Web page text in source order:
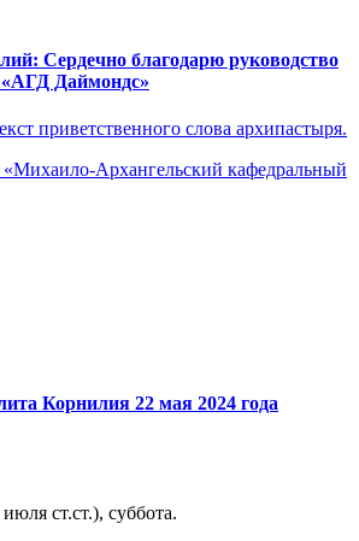
Сердечно благодарю руководство
«АГД Даймондс»
приветственного слова архипастыря.
«Михаило-Архангельский кафедральный
Корнилия 22 мая 2024 года
ст.ст.), суббота.